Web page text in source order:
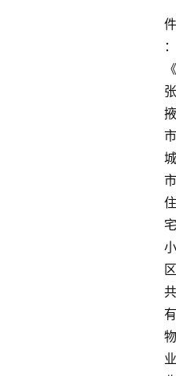
件
：
《
张
掖
市
城
市
住
宅
小
区
共
有
物
业